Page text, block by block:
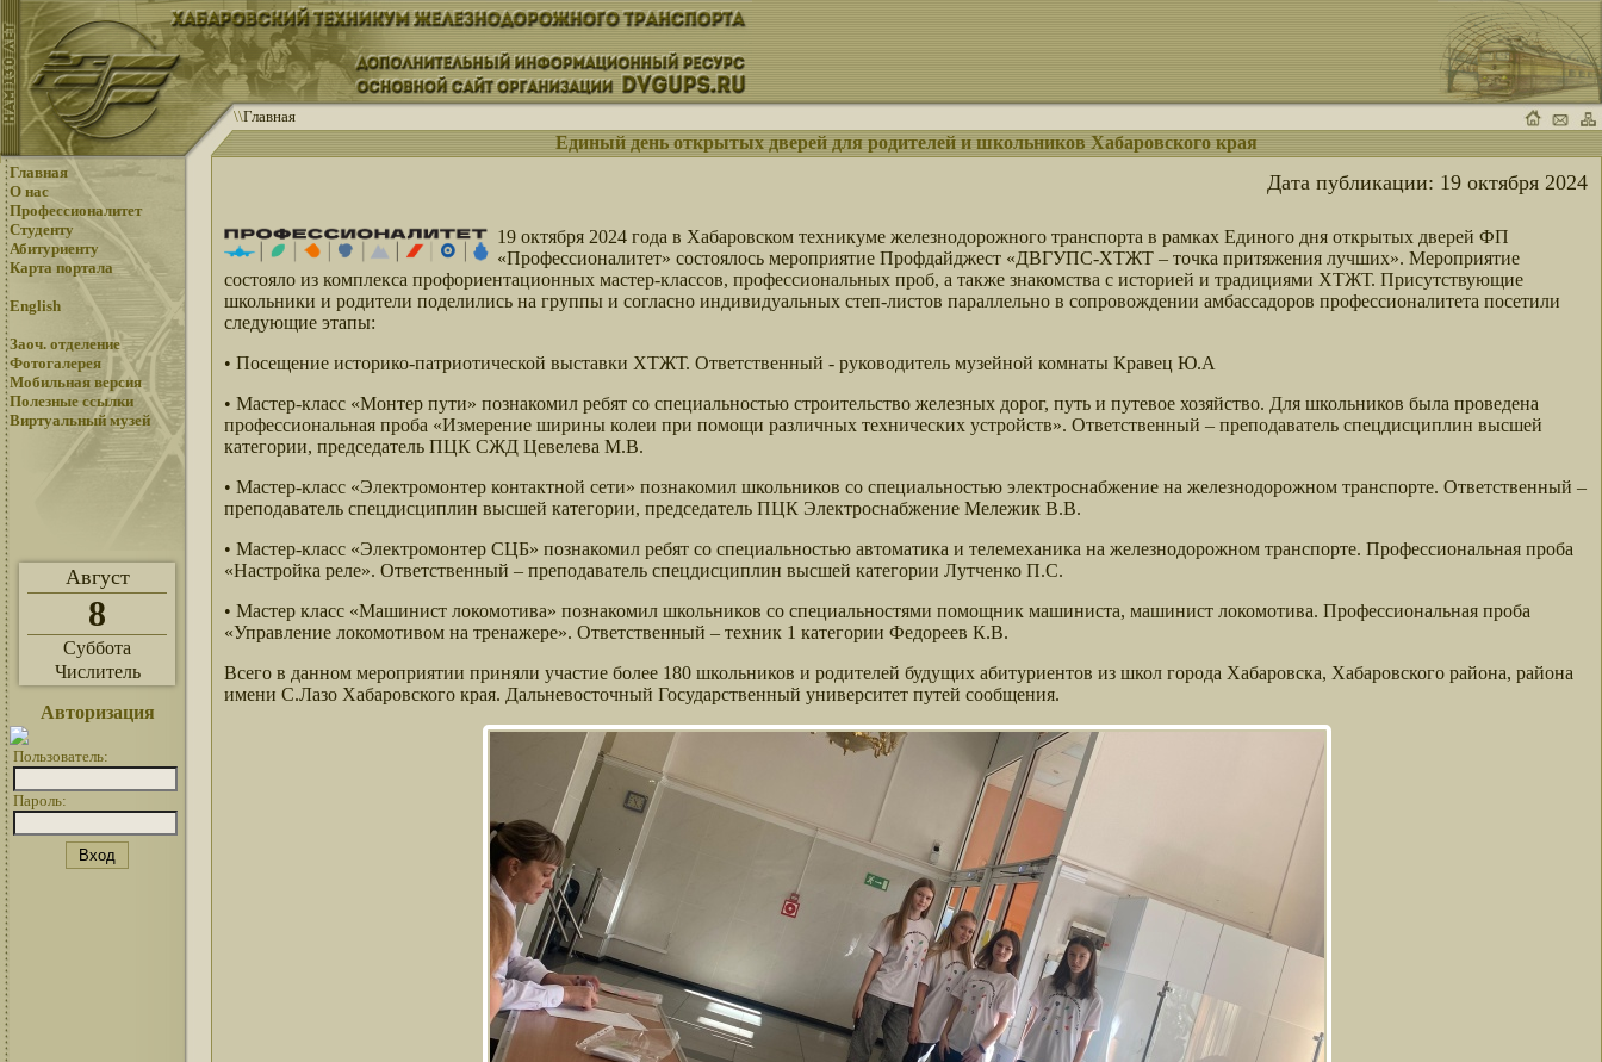
\\Главная
Единый день открытых дверей для родителей и школьников Хабаровского края
Главная
О нас
Профессионалитет
Студенту
Абитуриенту
Карта портала
English
Заоч. отделение
Фотогалерея
Мобильная версия
Полезные ссылки
Виртуальный музей
Август
8
Суббота
Числитель
Авторизация
Пользователь:
Пароль:
Дата публикации: 19 октября 2024
19 октября 2024 года в Хабаровском техникуме железнодорожного транспорта в рамках Единого дня открытых дверей ФП
«Профессионалитет» состоялось мероприятие Профдайджест «ДВГУПС-ХТЖТ – точка притяжения лучших». Мероприятие
состояло из комплекса профориентационных мастер-классов, профессиональных проб, а также знакомства с историей и традициями ХТЖТ. Присутствующие
школьники и родители поделились на группы и согласно индивидуальных степ-листов параллельно в сопровождении амбассадоров профессионалитета посетили
следующие этапы:
• Посещение историко-патриотической выставки ХТЖТ. Ответственный - руководитель музейной комнаты Кравец Ю.А
• Мастер-класс «Монтер пути» познакомил ребят со специальностью строительство железных дорог, путь и путевое хозяйство. Для школьников была проведена
профессиональная проба «Измерение ширины колеи при помощи различных технических устройств». Ответственный – преподаватель спецдисциплин высшей
категории, председатель ПЦК СЖД Цевелева М.В.
• Мастер-класс «Электромонтер контактной сети» познакомил школьников со специальностью электроснабжение на железнодорожном транспорте. Ответственный –
преподаватель спецдисциплин высшей категории, председатель ПЦК Электроснабжение Мележик В.В.
• Мастер-класс «Электромонтер СЦБ» познакомил ребят со специальностью автоматика и телемеханика на железнодорожном транспорте. Профессиональная проба
«Настройка реле». Ответственный – преподаватель спецдисциплин высшей категории Лутченко П.С.
• Мастер класс «Машинист локомотива» познакомил школьников со специальностями помощник машиниста, машинист локомотива. Профессиональная проба
«Управление локомотивом на тренажере». Ответственный – техник 1 категории Федореев К.В.
Всего в данном мероприятии приняли участие более 180 школьников и родителей будущих абитуриентов из школ города Хабаровска, Хабаровского района, района
имени С.Лазо Хабаровского края. Дальневосточный Государственный университет путей сообщения.